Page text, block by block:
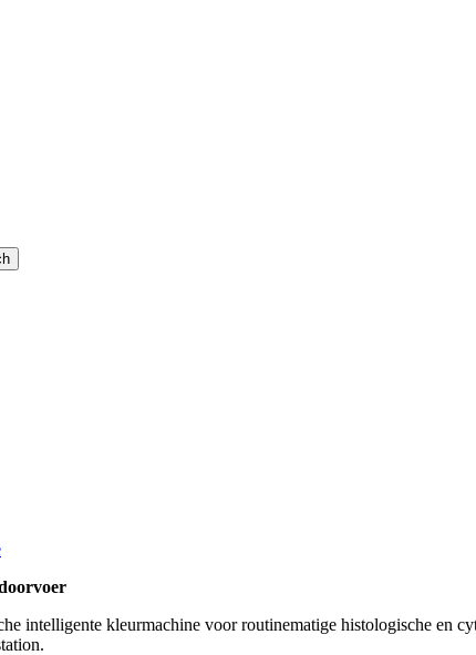
intelligente kleurmachine voor routinematige histologische en